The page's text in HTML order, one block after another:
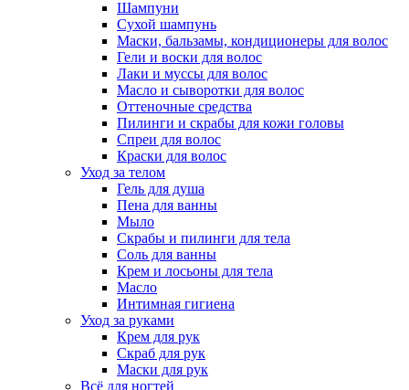
Шампуни
Сухой шампунь
Маски, бальзамы, кондиционеры для волос
Гели и воски для волос
Лаки и муссы для волос
Масло и сыворотки для волос
Оттеночные средства
Пилинги и скрабы для кожи головы
Спреи для волос
Краски для волос
Уход за телом
Гель для душа
Пена для ванны
Мыло
Скрабы и пилинги для тела
Соль для ванны
Крем и лосьоны для тела
Масло
Интимная гигиена
Уход за руками
Крем для рук
Скраб для рук
Маски для рук
Всё для ногтей